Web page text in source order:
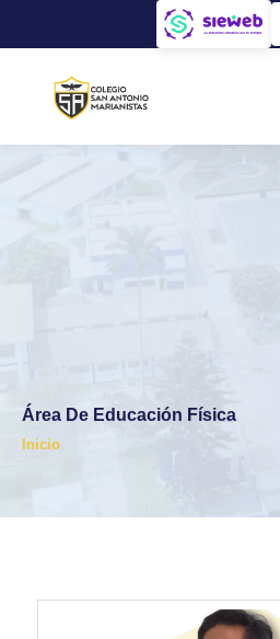
Área De Educación Física
Inicio